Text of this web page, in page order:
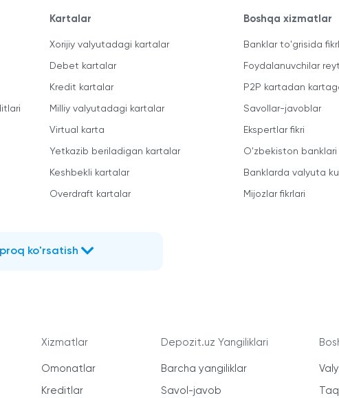
Kartalar
Xorijiy valyutadagi kartalar
Debet kartalar
Kredit kartalar
Milliy valyutadagi kartalar
Virtual karta
Yetkazib beriladigan kartalar
Keshbekli kartalar
Overdraft kartalar
Boshqa xizmatlar
Banklar to'grisida
Foydalanuvchilar
P2P kartadan
Savollar-javoblar
Ekspertlar fikri
O'zbekiston banklari
Banklarda valyuta
Mijozlar fikrlari
ko'rsatish
Xizmatlar
Omonatlar
Kreditlar
Depozit.uz Yangiliklari
Barcha yangiliklar
Savol-javob